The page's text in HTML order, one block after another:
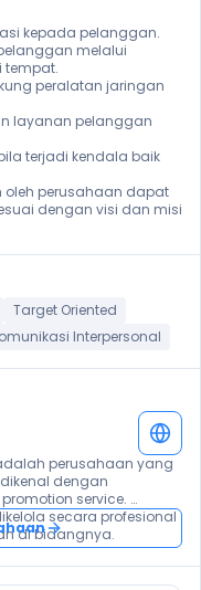
kepada pelanggan.
melalui
tempat.
peralatan jaringan
layanan pelanggan
terjadi kendala baik
perusahaan dapat
dengan visi dan misi
Target Oriented
Interpersonal
perusahaan yang
dengan
service.
secara profesional
di bidangnya.